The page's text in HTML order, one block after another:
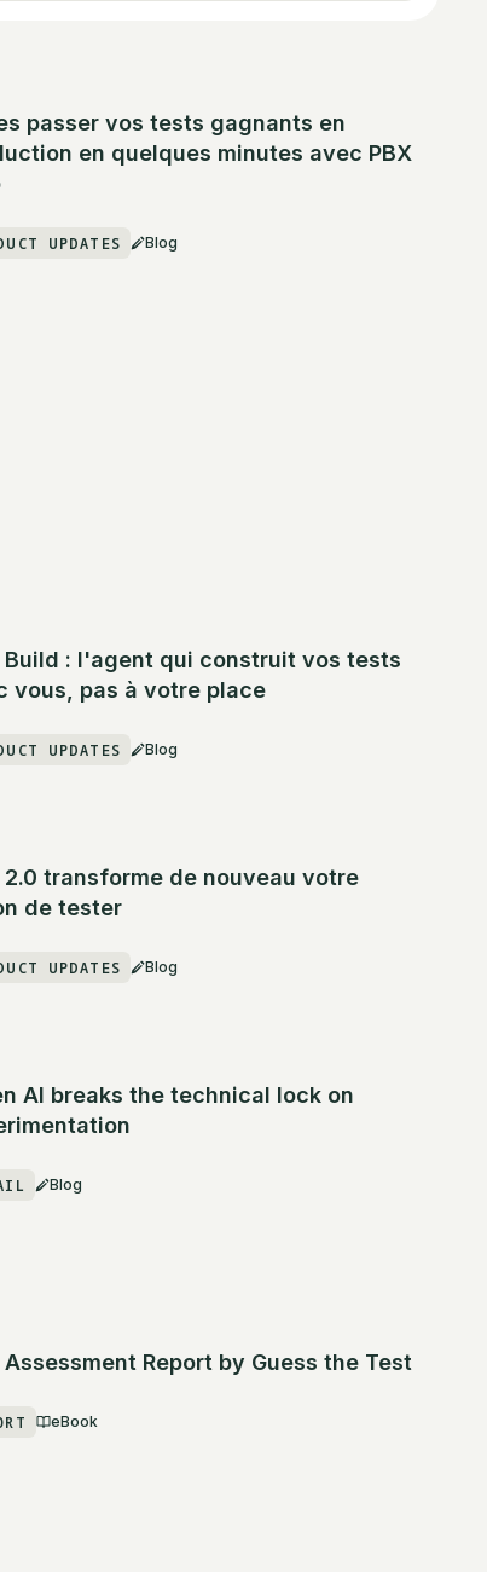
passer vos tests gagnants en
en quelques minutes avec PBX
UPDATES Blog
Build : l'agent qui construit vos tests
vous, pas à votre place
UPDATES Blog
2.0 transforme de nouveau votre
de tester
UPDATES Blog
AI breaks the technical lock on
Blog
Assessment Report by Guess the Test
eBook